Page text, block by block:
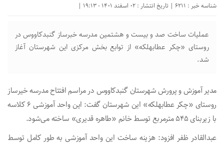
شناسه خبر : 6211 | تاریخ انتشار : 02 اسفند 1401 - 19:13 |
عملیات ساخت صد و بیست و هشتمین مدرسه خبرساز گنبدکاووس در
روستای «چکر عطابهلکه» از توابع بخش مرکزی این شهرستان آغاز
شد.
مدیر آموزش و پرورش شهرستان گنبدکاووس در مراسم افتتاح مدرسه خیرساز
روستای «چکر عطابهلکه» این شهرستان گفت: این واحد آموزشی ۶ کلاسه
با زیربنای ۵۴۵ مترمربع توسط خانم «طاهره قدیری» ساخته می‌شود.
عبدالقادر ظفر افزود: هزینه ساخت این واحد آموزشی به طور کامل توسط